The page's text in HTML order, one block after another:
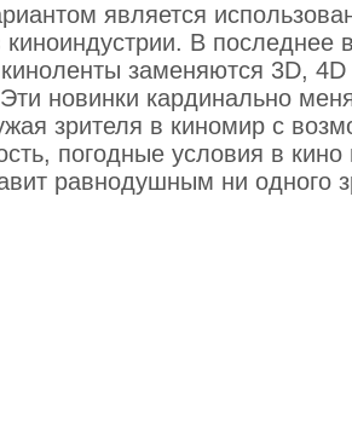
является
киноиндустрии. В последнее
заменяются 3D,
новинки кардинально
зрителя в киномир с
погодные условия в
равнодушным ни одного